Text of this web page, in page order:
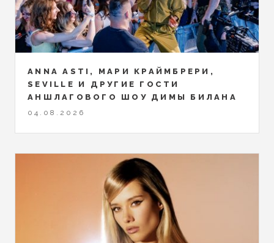
ANNA ASTI, МАРИ КРАЙМБРЕРИ,
SEVILLE И ДРУГИЕ ГОСТИ
АНШЛАГОВОГО ШОУ ДИМЫ БИЛАНА
04.08.2026